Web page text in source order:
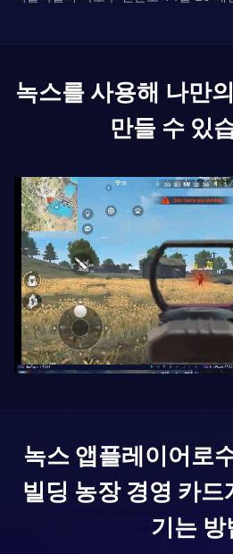
녹스를 사용해 나만
만들 수 있
녹스 앱플레이어로
빌딩 농장 경영 카드
기는 방